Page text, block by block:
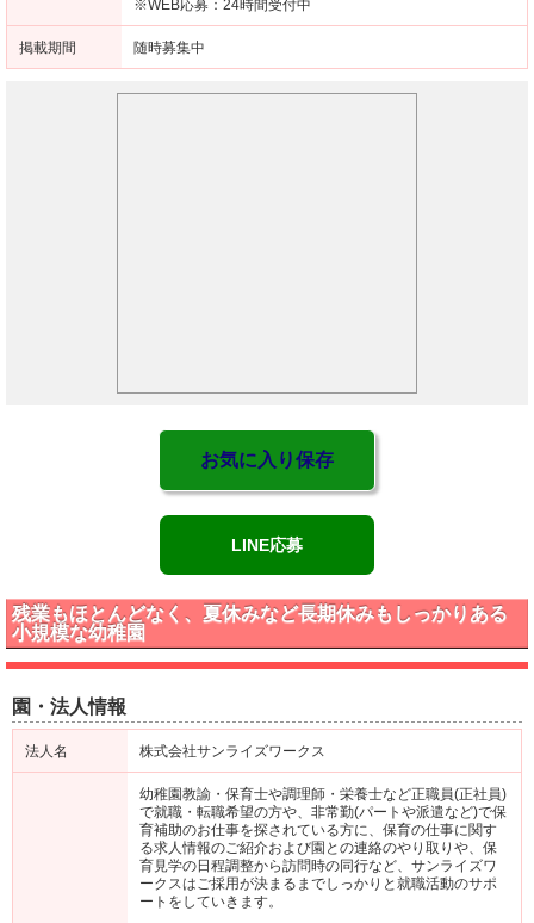
※WEB応募：24時間受付中
掲載期間 随時募集中
お気に入り保存
LINE応募
残業もほとんどなく、夏休みなど長期休みもしっかりある
小規模な幼稚園
園・法人情報
法人名 株式会社サンライズワークス
幼稚園教諭・保育士や調理師・栄養士など正職員(正社員)
で就職・転職希望の方や、非常勤(パートや派遣など)で保
育補助のお仕事を探されている方に、保育の仕事に関す
る求人情報のご紹介および園との連絡のやり取りや、保
育見学の日程調整から訪問時の同行など、サンライズワ
ークスはご採用が決まるまでしっかりと就職活動のサポ
ートをしていきます。